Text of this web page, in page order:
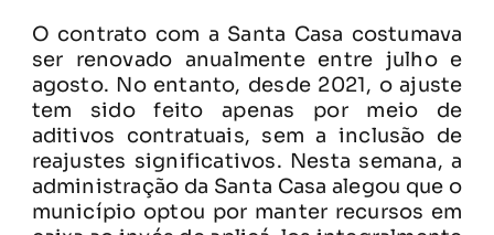
O contrato com a Santa Casa costumava
ser renovado anualmente entre julho e
agosto. No entanto, desde 2021, o ajuste
tem sido feito apenas por meio de
aditivos contratuais, sem a inclusão de
reajustes significativos. Nesta semana, a
administração da Santa Casa alegou que o
município optou por manter recursos em